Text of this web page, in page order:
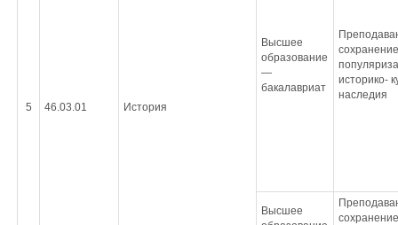
5 46.03.01 История
Высшее
образование
—
бакалавриат
историко-
наследия
Высшее